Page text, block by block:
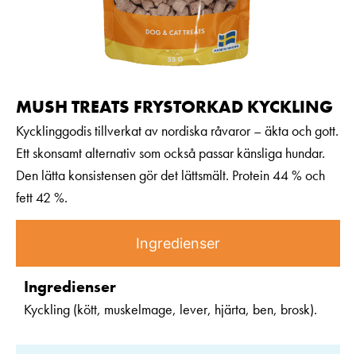
MUSH TREATS FRYSTORKAD KYCKLING
Kycklinggodis tillverkat av nordiska råvaror – äkta och gott.
Ett skonsamt alternativ som också passar känsliga hundar.
Den lätta konsistensen gör det lättsmält. Protein 44 % och
fett 42 %.
Ingredienser
Ingredienser
Kyckling (kött, muskelmage, lever, hjärta, ben, brosk).